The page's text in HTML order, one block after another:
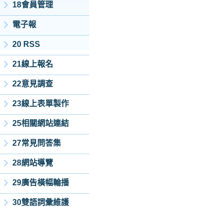
18會員管理
電子報
20 RSS
21線上報名
22意見調查
23線上表單製作
25相關網站連結
27常見問答集
28網站導覽
29廣告橫幅輪播
30雙語詞彙維護